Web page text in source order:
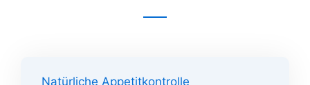
Natürliche Appetitkontrolle